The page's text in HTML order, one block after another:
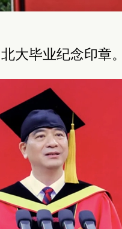
北大毕业纪念印章